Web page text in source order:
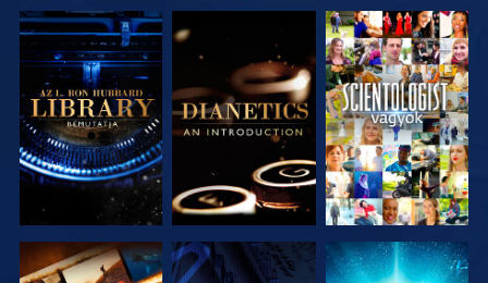
A SOROZAT
RÉSZEI
A SOROZAT
RÉSZEI
MŰSORNÉZÉS